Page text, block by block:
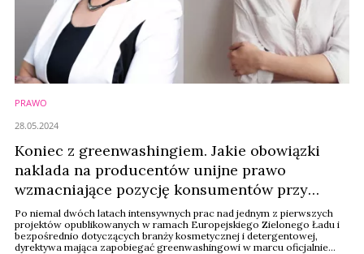
PRAWO
Koniec z greenwashingiem. Jakie obowiązki
naklada na producentów unijne prawo
wzmacniające pozycję konsumentów przy
podejmowaniu decyzji zakupowych?
Po niemal dwóch latach intensywnych prac nad jednym z pierwszych
projektów opublikowanych w ramach Europejskiego Zielonego Ładu i
bezpośrednio dotyczących branży kosmetycznej i detergentowej,
dyrektywa mająca zapobiegać greenwashingowi w marcu oficjalnie
28.05.2024